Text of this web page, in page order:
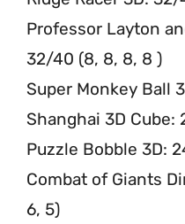
Professor Layton
32/40 (8, 8, 8, 8 )
Super Monkey Ball
Shanghai 3D Cube:
Puzzle Bobble 3D:
Combat of Giants
6, 5)